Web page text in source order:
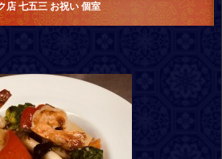
店 七五三 お祝い 個室